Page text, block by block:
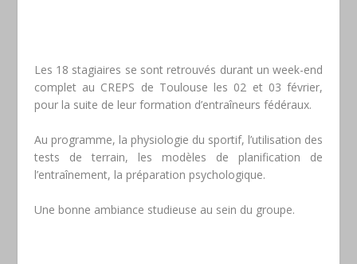
Les 18 stagiaires se sont retrouvés durant un week-end
complet au CREPS de Toulouse les 02 et 03 février,
pour la suite de leur formation d’entraîneurs fédéraux.
Au programme, la physiologie du sportif, l’utilisation des
tests de terrain, les modèles de planification de
l’entraînement, la préparation psychologique.
Une bonne ambiance studieuse au sein du groupe.